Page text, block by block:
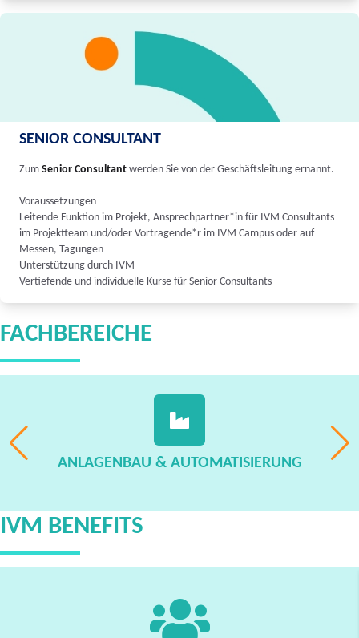
SENIOR CONSULTANT
Zum Senior Consultant werden Sie von der Geschäftsleitung ernannt.
Voraussetzungen
Leitende Funktion im Projekt, Ansprechpartner*in für IVM Consultants
im Projektteam und/oder Vortragende*r im IVM Campus oder auf
Messen, Tagungen
Unterstützung durch IVM
Vertiefende und individuelle Kurse für Senior Consultants
FACHBEREICHE
ANLAGENBAU & AUTOMATISIERUNG
IVM BENEFITS